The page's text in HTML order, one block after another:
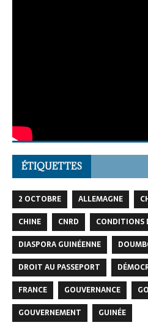
ÉTIQUETTES
2 OCTOBRE ALLEMAGNE
CHINE
CNRD CONDITIONS
DIASPORA GUINÉENNE
DROIT AU PASSEPORT
FRANCE
GOUVERNANCE
GOUVERNEMENT
GUINÉE